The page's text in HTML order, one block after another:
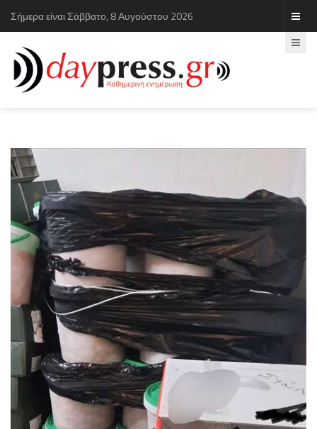
Σήμερα είναι Σάββατο, 8 Αυγούστου 2026